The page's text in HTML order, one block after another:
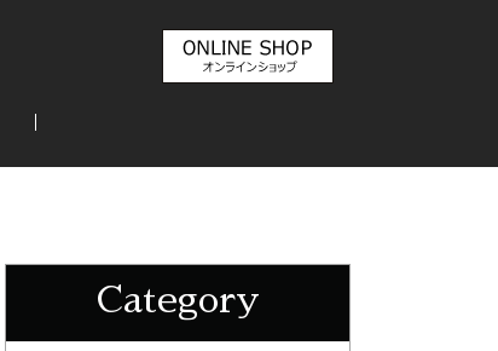
Category